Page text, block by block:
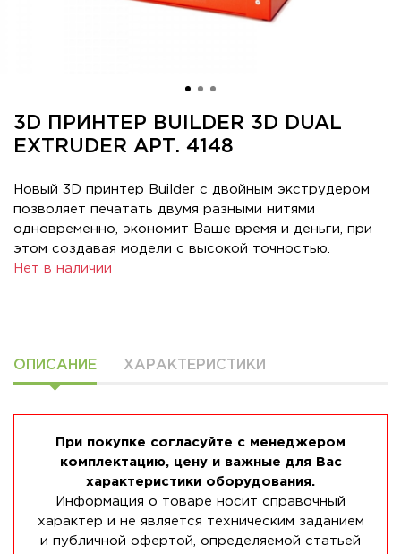
3D ПРИНТЕР BUILDER 3D DUAL
EXTRUDER АРТ. 4148
Новый 3D принтер Builder с двойным экструдером
позволяет печатать двумя разными нитями
одновременно, экономит Ваше время и деньги, при
этом создавая модели с высокой точностью.
Нет в наличии
ОПИСАНИЕ ХАРАКТЕРИСТИКИ
При покупке согласуйте с менеджером
комплектацию, цену и важные для Вас
характеристики оборудования.
Информация о товаре носит справочный
характер и не является техническим заданием
и публичной офертой, определяемой статьей